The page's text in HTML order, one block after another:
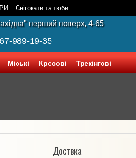
Снігокати та тюби
перший поверх, 4-65
989-19-35
Міські Кросові Трекінгові
Доствка